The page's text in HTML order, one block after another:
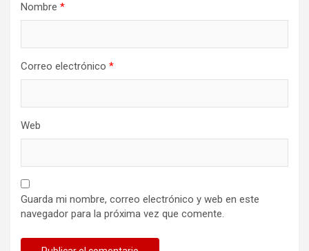
Nombre *
Correo electrónico *
Web
Guarda mi nombre, correo electrónico y web en este
navegador para la próxima vez que comente.